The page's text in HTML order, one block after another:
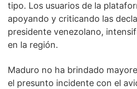
tipo. Los usuarios de la
apoyando y criticando las
presidente venezolano,
en la región.
Maduro no ha brindado
el presunto incidente con el